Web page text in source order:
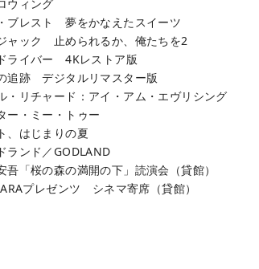
ウィング
ブレスト 夢をかなえたスイーツ
ャック 止められるか、俺たちを2
ライバー 4Kレストア版
追跡 デジタルリマスター版
・リチャード：アイ・アム・エヴリシング
ー・ミー・トゥー
、はじまりの夏
ランド／GODLAND
吾「桜の森の満開の下」読演会（貸館）
プレゼンツ シネマ寄席（貸館）